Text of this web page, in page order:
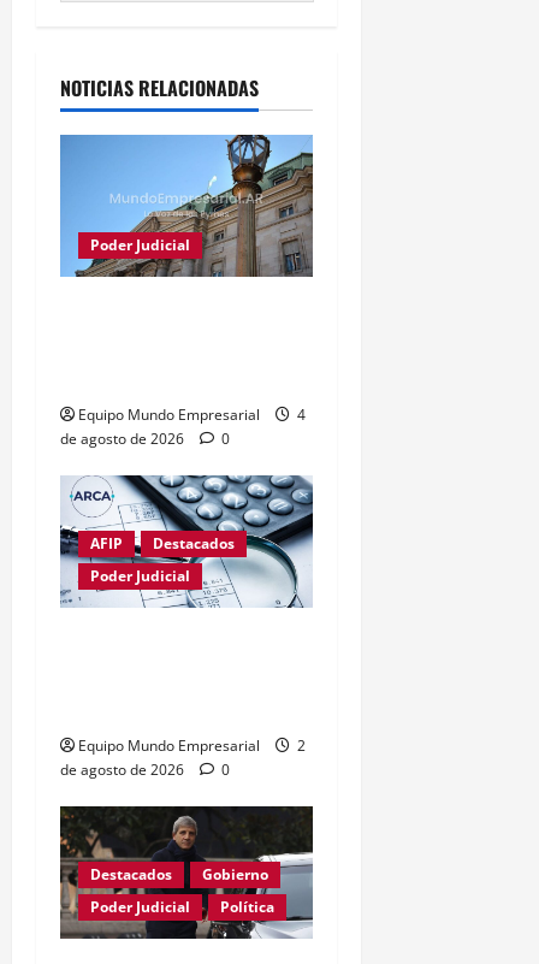
NOTICIAS RELACIONADAS
Poder Judicial
Equipo Mundo Empresarial
4
de agosto de 2026
0
AFIP
Destacados
Poder Judicial
Equipo Mundo Empresarial
2
de agosto de 2026
0
Destacados
Gobierno
Poder Judicial
Política